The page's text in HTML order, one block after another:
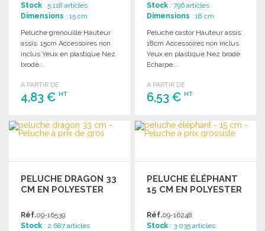
Stock : 5 118 articles
Dimensions : 15 cm
Peluche grenouille Hauteur
assis: 15cm Accessoires non
inclus Yeux en plastique Nez
brodé...
A PARTIR DE
4,83 € HT
COMMANDER
Stock : 796 articles
Dimensions : 18 cm
Peluche castor Hauteur assis:
18cm Accessoires non inclus
Yeux en plastique Nez brodé
Echarpe...
A PARTIR DE
6,53 €HT
COMMANDER
PELUCHE DRAGON 33
CM EN POLYESTER
Réf.09-16539
Stock : 2 687 articles
PELUCHE ÉLÉPHANT
15 CM EN POLYESTER
Réf.09-16248
Stock : 3 035 articles